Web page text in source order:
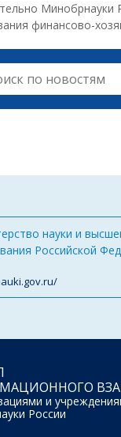
Минобрнауки
финансово-
науки и
Российской
и
России